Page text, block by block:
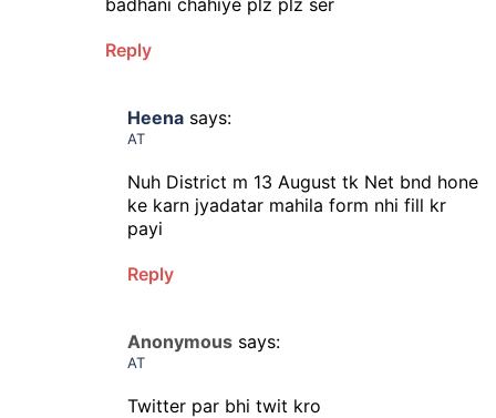
badhani chahiye plz plz ser
Reply
Heena says:
AT
Nuh District m 13 August tk Net bnd hone
ke karn jyadatar mahila form nhi fill kr
payi
Reply
Anonymous says:
AT
Twitter par bhi twit kro